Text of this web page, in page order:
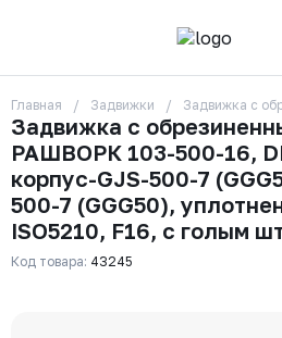
О компании
Контакты
Бренды
Отзывы
Сотрудники
Вакансии
Доставка
Оплата
Главная Задвижки Задвижка с
Задвижка с
РАШВОРК 103-500-16,
корпус-GJS-500-7
500-7 (GGG50),
ISO5210, F16, с голым
Код товара: 43245